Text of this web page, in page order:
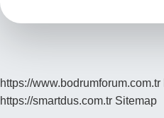
https://www.bodrumforum.com.tr
https://smartdus.com.tr Sitemap